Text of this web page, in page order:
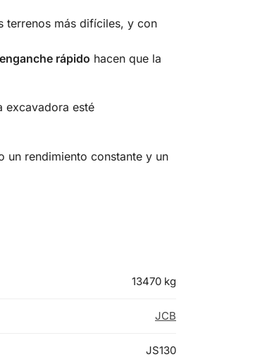
terrenos más difíciles, y con
enganche rápido hacen que la
excavadora esté
un rendimiento constante y un
13470 kg
JCB
JS130